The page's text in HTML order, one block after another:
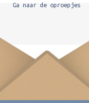
Ga naar de oproepjes